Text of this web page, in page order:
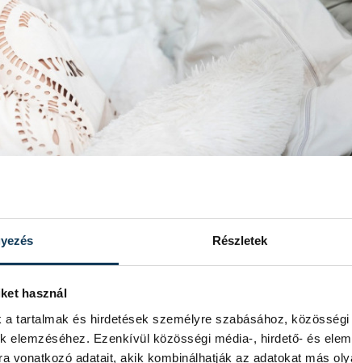
Részletek
használ
a tartalmak és hirdetések személyre szabásához,
elemzéséhez. Ezenkívül közösségi média-, hirdető- és
vonatkozó adatait, akik kombinálhatják az adatokat más
képviselte első fuvola állásban, ami igen
zenésszel rendelkezik. „Számomra ez
választott ki, hanem a brüsszeli szervezet.
tartozom, akivel már volt szerencsém korábban